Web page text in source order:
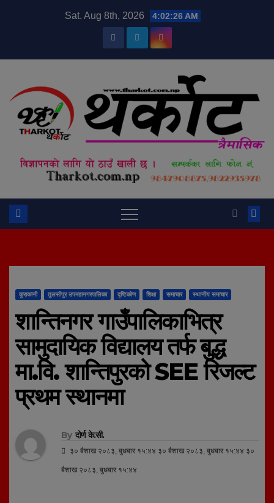
Sat. Aug 8th, 2026 4:02:27 AM
कुराकानी तुलसीपुर उपमहानगरपालिका दृष्टिकोण शिक्षा समाचार स्थानीय समाचार
शान्तिनगर गाउँपालिकाभित्र
सामुदायिक विद्यालय तर्फ बुद्ध
मा.वि. शान्तिपुरको SEE रिजल्ट
प्रथम स्थानमा
By दोर्ण के.सी.
३० बैशाख २०८३, बुधबार १५:४४ ३० बैशाख २०८३, बुधबार १५:४४ ३०
बैशाख २०८३, बुधबार १५:४४
modal-check